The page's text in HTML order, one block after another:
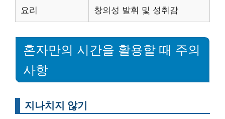
요리 창의성 발휘 및 성취감
혼자만의 시간을 활용할 때 주의
사항
지나치지 않기